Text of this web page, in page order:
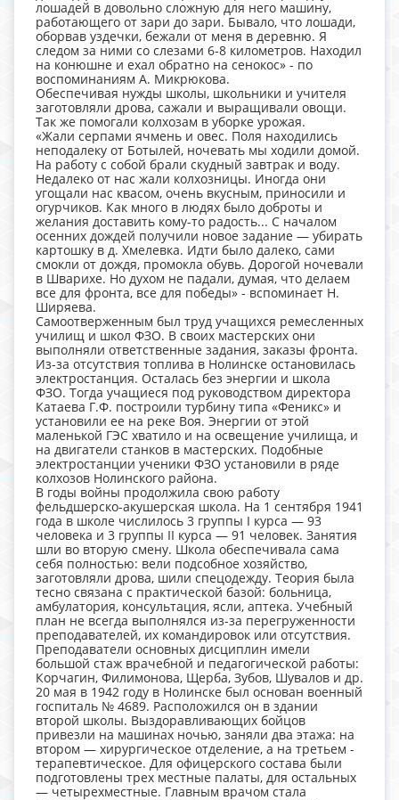
лошадей в довольно сложную для него машину,
работающего от зари до зари. Бывало, что лошади,
оборвав уздечки, бежали от меня в деревню. Я
следом за ними со слезами 6-8 километров. Находил
на конюшне и ехал обратно на сенокос» - по
воспоминаниям А. Микрюкова.
Обеспечивая нужды школы, школьники и учителя
заготовляли дрова, сажали и выращивали овощи.
Так же помогали колхозам в уборке урожая.
«Жали серпами ячмень и овес. Поля находились
неподалеку от Ботылей, ночевать мы ходили домой.
На работу с собой брали скудный завтрак и воду.
Недалеко от нас жали колхозницы. Иногда они
угощали нас квасом, очень вкусным, приносили и
огурчиков. Как много в людях было доброты и
желания доставить кому-то радость... С началом
осенних дождей получили новое задание — убирать
картошку в д. Хмелевка. Идти было далеко, сами
смокли от дождя, промокла обувь. Дорогой ночевали
в Шварихе. Но духом не падали, думая, что делаем
все для фронта, все для победы» - вспоминает Н.
Ширяева.
Самоотверженным был труд учащихся ремесленных
училищ и школ ФЗО. В своих мастерских они
выполняли ответственные задания, заказы фронта.
Из-за отсутствия топлива в Нолинске остановилась
электростанция. Осталась без энергии и школа
ФЗО. Тогда учащиеся под руководством директора
Катаева Г.Ф. построили турбину типа «Феникс» и
установили ее на реке Воя. Энергии от этой
маленькой ГЭС хватило и на освещение училища, и
на двигатели станков в мастерских. Подобные
электростанции ученики ФЗО установили в ряде
колхозов Нолинского района.
В годы войны продолжила свою работу
фельдшерско-акушерская школа. На 1 сентября 1941
года в школе числилось 3 группы I курса — 93
человека и 3 группы II курса — 91 человек. Занятия
шли во вторую смену. Школа обеспечивала сама
себя полностью: вели подсобное хозяйство,
заготовляли дрова, шили спецодежду. Теория была
тесно связана с практической базой: больница,
амбулатория, консультация, ясли, аптека. Учебный
план не всегда выполнялся из-за перегруженности
преподавателей, их командировок или отсутствия.
Преподаватели основных дисциплин имели
большой стаж врачебной и педагогической работы:
Корчагин, Филимонова, Щерба, Зубов, Шувалов и др.
20 мая в 1942 году в Нолинске был основан военный
госпиталь № 4689. Расположился он в здании
второй школы. Выздоравливающих бойцов
привезли на машинах ночью, заняли два этажа: на
втором — хирургическое отделение, а на третьем -
терапевтическое. Для офицерского состава были
подготовлены трех местные палаты, для остальных
— четырехместные. Главным врачом стала